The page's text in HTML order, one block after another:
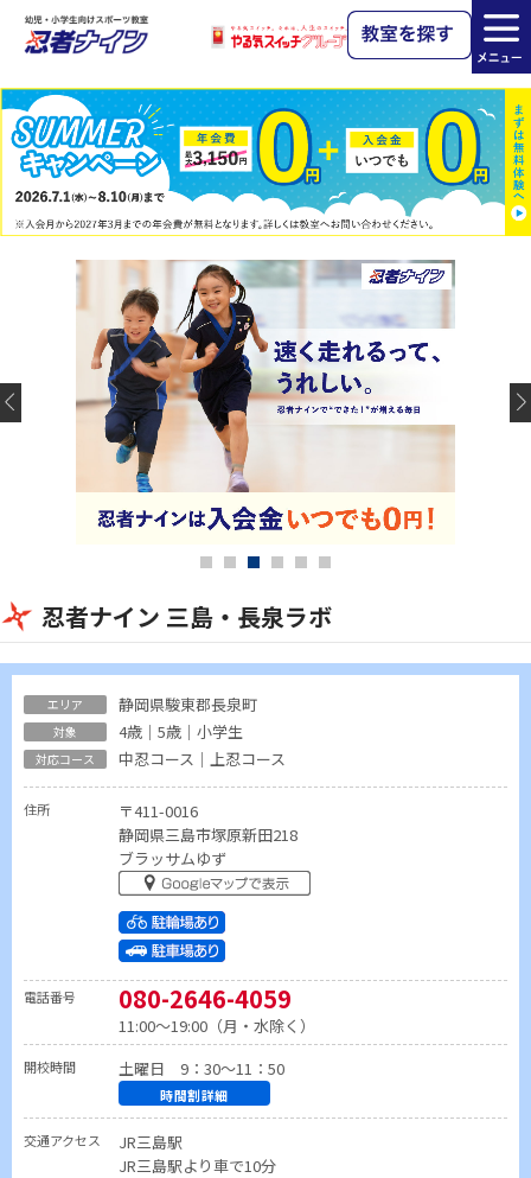
忍者ナイン 三島・長泉ラボ
静岡県駿東郡長泉町
4歳｜5歳｜小学生
中忍コース｜上忍コース
住所
〒411-0016
静岡県三島市塚原新田218
ブラッサムゆず
電話番号 080-2646-4059
11:00～19:00（月・水除く）
開校時間 土曜日 9：30～11：50
時間割詳細
交通アクセス
JR三島駅
JR三島駅より車で10分